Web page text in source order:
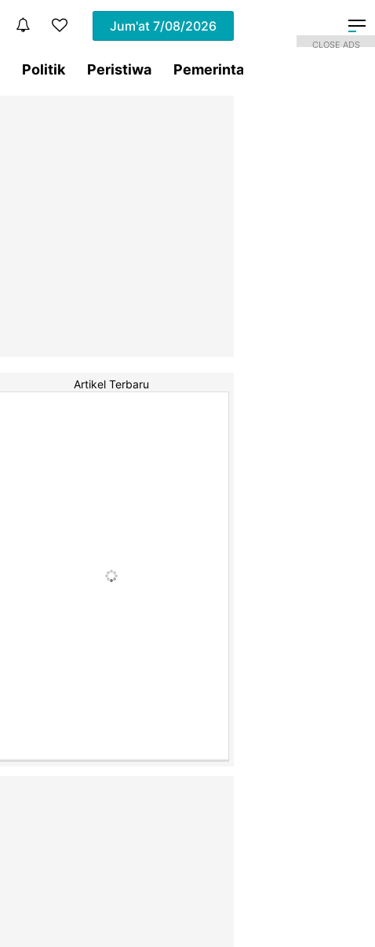
Jum'at 7/08/2026
Politik Peristiwa Pemerintahan
Artikel Terbaru
CLOSE ADS